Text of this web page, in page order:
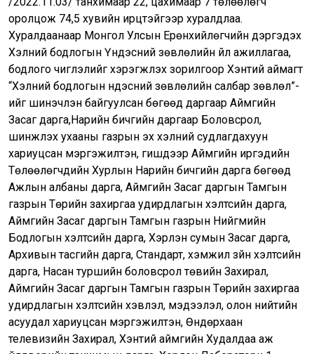
оролцож 74,5 хувийн ирцтэйгээр хуралдлаа.
Хуралдаанаар Монгол Улсын Ерөнхийлөгчийн дэргэдэх
Хэлний бодлогын Үндэсний зөвлөлийн үйл ажиллагаа,
бодлого чиглэлийг хэрэгжүүлэх зорилгоор Хэнтий аймагт
“Хэлний бодлогын үндэсний зөвлөлийн салбар зөвлөл”-
ийг шинэчлэн байгуулсан бөгөөд даргаар Аймгийн
Засаг дарга,Нарийн бичгийн даргаар Боловсрол,
шинжлэх ухааны газрын эх хэлний судлагдахуун
хариуцсан мэргэжилтэн, гишүүдээр Аймгийн иргэдийн
Төлөөлөгчдийн Хурлын Нарийн бичгийн дарга бөгөөд
Ажлын албаны дарга, Аймгийн Засаг даргын Тамгын
газрын Төрийн захиргаа удирдлагын хэлтсийн дарга,
Аймгийн Засаг даргын Тамгын газрын Нийгмийн
Бодлогын хэлтсийн дарга, Хэрлэн сумын Засаг дарга,
Архивын тасгийн дарга, Стандарт, хэмжил зүйн хэлтсийн
дарга, Насан туршийн боловсрол төвийн Захирал,
Аймгийн Засаг даргын Тамгын газрын Төрийн захиргаа
удирдлагын хэлтсийн хэвлэл, мэдээлэл, олон нийтийн
асуудал хариуцсан мэргэжилтэн, Өндөрхаан
телевизийн Захирал, Хэнтий аймгийн Худалдаа аж